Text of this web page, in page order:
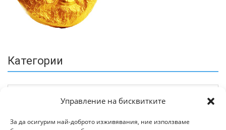
Управление на бисквитките
За да осигурим най-доброто изживявания, ние използваме
Категории